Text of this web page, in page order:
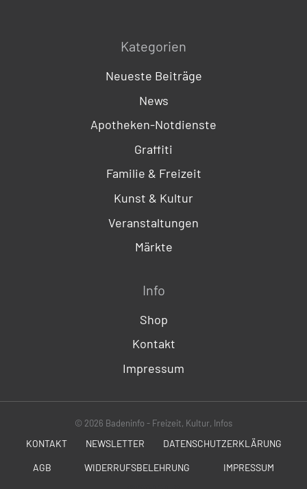
Kategorien
Neueste Beiträge
News
Apotheken-Notdienste
Graffiti
Familie & Freizeit
Kunst & Kultur
Veranstaltungen
Märkte
Info
Shop
Kontakt
Impressum
© 2026 Badeninfo - Freizeit, Kultur, Infos
KONTAKT NEWSLETTER DATENSCHUTZERKLÄRUNG
AGB WIDERRUFSBELEHRUNG IMPRESSUM